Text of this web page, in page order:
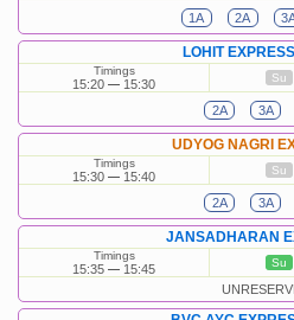
1A 2A
LOHIT
Timings
15:20 15:30 Su
2A 3A
UDYOG NAGRI
Timings
15:30 15:40 Su
2A 3A
JANSADHARAN
Timings
15:35 15:45 Su